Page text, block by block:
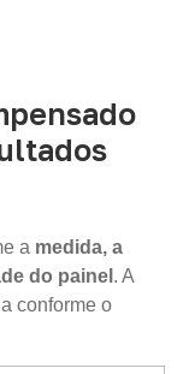
a medida, a
do painel . A
conforme o